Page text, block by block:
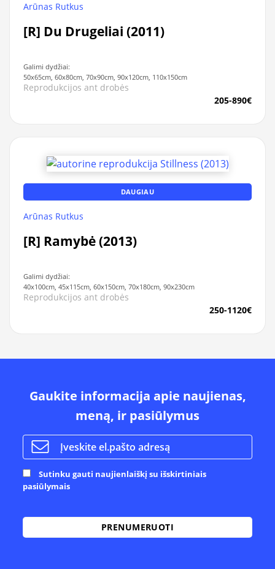
Arūnas Rutkus
[R] Du Drugeliai (2011)
Galimi dydžiai:
50x65cm, 60x80cm, 70x90cm, 90x120cm, 110x150cm
Reprodukcijos ant drobės
205-890€
DAUGIAU
Arūnas Rutkus
[R] Ramybė (2013)
Galimi dydžiai:
40x100cm, 45x115cm, 60x150cm, 70x180cm, 90x230cm
Reprodukcijos ant drobės
250-1120€
Gaukite informacija apie naujienas,
meną, ir pasiūlymus
Sutinku gauti naujienlaiškį su išskirtiniais
pasiūlymais